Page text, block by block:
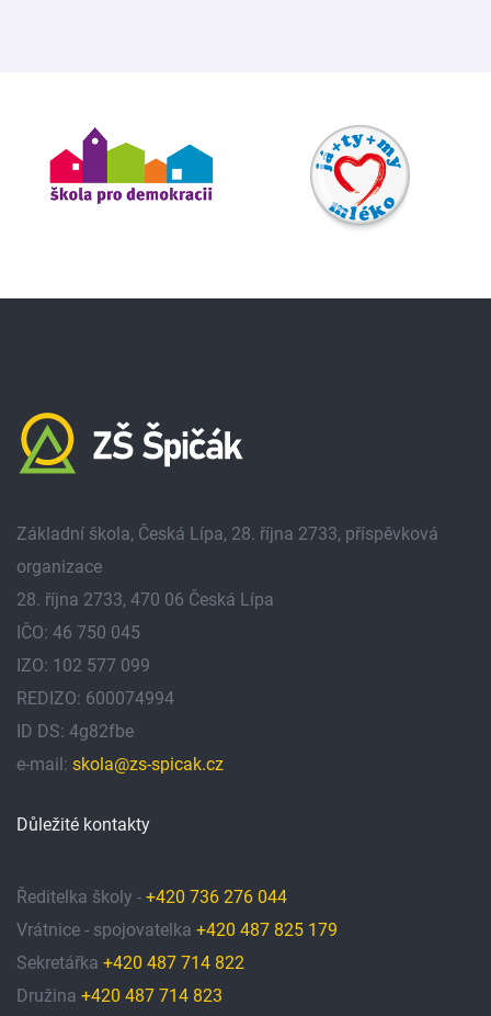
Základní škola, Česká Lípa, 28. října 2733, příspěvková
organizace
28. října 2733, 470 06 Česká Lípa
IČO: 46 750 045
IZO: 102 577 099
REDIZO: 600074994
ID DS: 4g82fbe
e-mail: skola@zs-spicak.cz
Důležité kontakty
Ředitelka školy - +420 736 276 044
Vrátnice - spojovatelka +420 487 825 179
Sekretářka +420 487 714 822
Družina +420 487 714 823